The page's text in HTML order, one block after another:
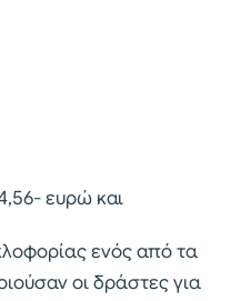
ευρώ και
ενός από τα
οι δράστες για